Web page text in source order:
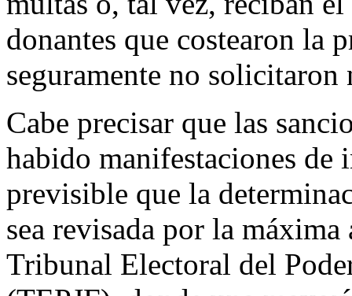
donantes que costearon la
seguramente no
Cabe precisar que las
habido manifestaciones
previsible que la
sea revisada por la
Tribunal Electoral del